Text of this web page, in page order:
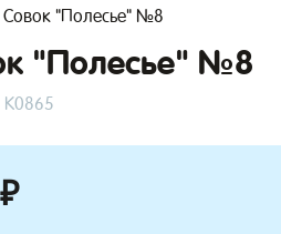
Совок "Полесье" №8
"Полесье" №8
К0865